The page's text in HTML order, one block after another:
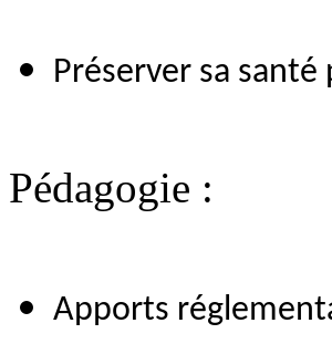
Préserver sa
Pédagogie :
Apports